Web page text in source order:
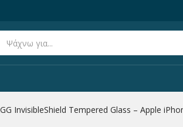
InvisibleShield Tempered Glass – Apple
iPhone Xr (διάφανο)